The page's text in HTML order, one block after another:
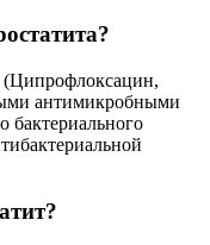
антимикробными
бактериального